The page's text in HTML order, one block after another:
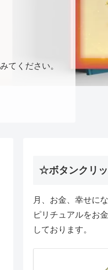
てください。
☆ボタンクリ
月、お金、幸せに
ピリチュアルをお
しております。